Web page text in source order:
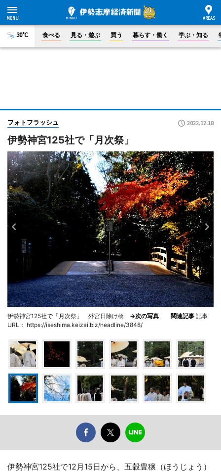
30°C 食べる 見る・遊ぶ 買う 暮らす・働く 学ぶ・知る
フォトフラッシュ 2022.12.18
伊勢神宮125社で「月次祭」
伊勢神宮125社で「月次祭」 外宮日除け橋 →次の写真 関連記事 記事
URL： https://iseshima.keizai.biz/headline/3848/
伊勢神宮125社で12月15日から、五穀豊穣（ほうじょう）